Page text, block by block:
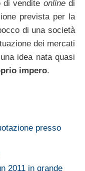
vendite onlinedi
prevista per la
di una società
dei mercati
idea nata quasi
impero.
presso
2011 in grande